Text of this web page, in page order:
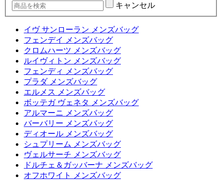
キャンセル
イヴ サンローラン メンズバッグ
フェンデイ メンズバッグ
クロムハーツ メンズバッグ
ルイヴィトン メンズバッグ
フェンディ メンズバッグ
プラダ メンズバッグ
エルメス メンズバッグ
ボッテガ ヴェネタ メンズバッグ
アルマーニ メンズバッグ
バーバリー メンズバッグ
ディオール メンズバッグ
シュプリーム メンズバッグ
ヴェルサーチ メンズバッグ
ドルチェ＆ガッバーナ メンズバッグ
オフホワイト メンズバッグ